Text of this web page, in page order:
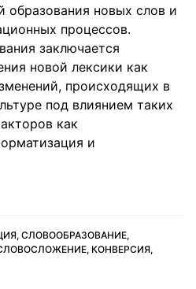
образования новых слов и
процессов.
заключается
новой лексики как
происходящих в
под влиянием таких
как
и
СЛОВООБРАЗОВАНИЕ,
КОНВЕРСИЯ,